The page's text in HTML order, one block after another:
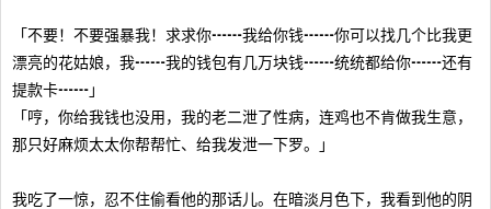
「不要！不要强暴我！求求你┅┅我给你钱┅┅你可以找几个比我更
漂亮的花姑娘，我┅┅我的钱包有几万块钱┅┅统统都给你┅┅还有
提款卡┅┅」
「哼，你给我钱也没用，我的老二泄了性病，连鸡也不肯做我生意，
那只好麻烦太太你帮帮忙、给我发泄一下罗。」
我吃了一惊，忍不住偷看他的那话儿。在暗淡月色下，我看到他的阴